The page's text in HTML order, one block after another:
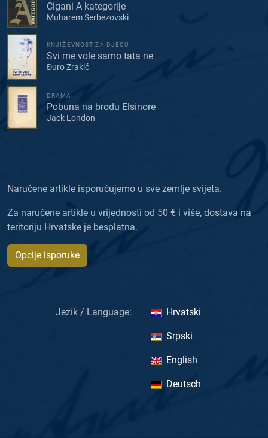
Cigani A kategorije
Muharem Serbezovski
KNJIŽEVNOST ZA DJECU
Svi me vole samo tata ne
Đuro Zrakić
DRAMA
Pobuna na brodu Elsinore
Jack London
Naručene artikle isporučujemo u sve zemlje svijeta.
Za naručene artikle u vrijednosti od 50 € i više, dostava na
teritoriju Hrvatske je besplatna.
Opcije isporuke
Jezik / Language: Hrvatski
Srpski
English
Deutsch